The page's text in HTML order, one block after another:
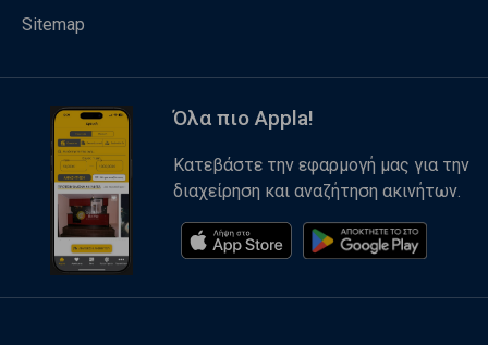
Sitemap
Όλα πιο Appla!
Κατεβάστε την εφαρμογή μας για την
διαχείρηση και αναζήτηση ακινήτων.